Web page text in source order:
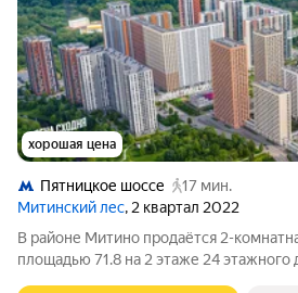
хорошая цена
Пятницкое шоссе
17 мин.
Митинский лес, 2 квартал 2022
В районе Митино продаётся 2-
площадью 71.8 на 2 этаже 24 этажного